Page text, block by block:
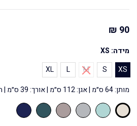
90 ₪
מידה: XS
XS
S
M
L
XL
מותן: 64 ס״מ | אגן: 112 ס״מ | אורך: 39 ס״מ | היקף ירך: 72 ס״מ